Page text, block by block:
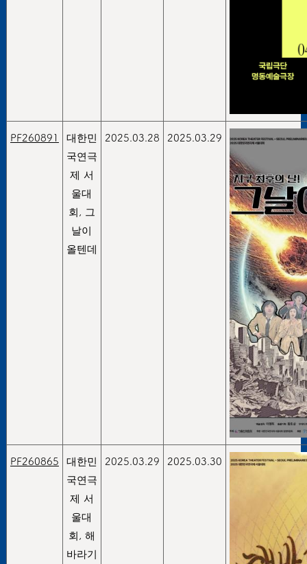
PF260891
대한민
국연극
제 서
울대
회, 그
날이
올텐데
2025.03.28 2025.03.29
PF260865
대한민
국연극
제 서
울대
회, 해
바라기
2025.03.29 2025.03.30